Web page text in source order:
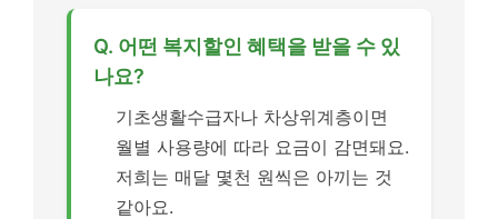
Q. 어떤 복지할인 혜택을 받을 수 있
나요?
기초생활수급자나 차상위계층이면
월별 사용량에 따라 요금이 감면돼요.
저희는 매달 몇천 원씩은 아끼는 것
같아요.